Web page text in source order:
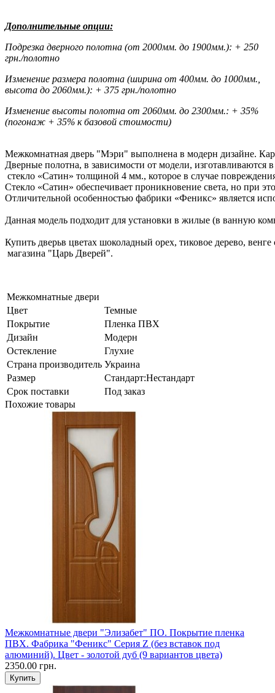
Дополнительные опции:
Подрезка дверного полотна (от 2000мм. до 1900мм.): + 250
грн./полотно
Изменение размера полотна (ширина от 400мм. до 1000мм.,
высота до 2060мм.): + 375 грн./полотно
Изменение высоты полотна от 2060мм. до 2300мм.: + 35%
(погонаж + 35% к базовой стоимости)
Межкомнатная дверь "Мэри" выполнена в модерн дизайне.
Дверные полотна, в зависимости от модели, изготавливаются
стекло «Сатин» толщиной 4 мм., которое в случае
Стекло «Сатин» обеспечивает проникновение света, но при
Отличительной особенностью фабрики «Феникс» является
Данная модель подходит для установки в жилые (в ванную
Купить дверьв цветах шоколадный орех, тиковое дерево,
магазина "Царь Дверей".
Межкомнатные двери
Цвет
Темные
Покрытие
Пленка ПВХ
Дизайн
Модерн
Остекление
Глухие
Страна производитель Украина
Размер
Стандарт:Нестандарт
Срок поставки
Под заказ
Похожие товары
Межкомнатные двери "Элизабет" ПО. Покрытие пленка
ПВХ. Фабрика "Феникс" Серия Z (без вставок под
алюминий). Цвет - золотой дуб (9 вариантов цвета)
2350.00 грн.